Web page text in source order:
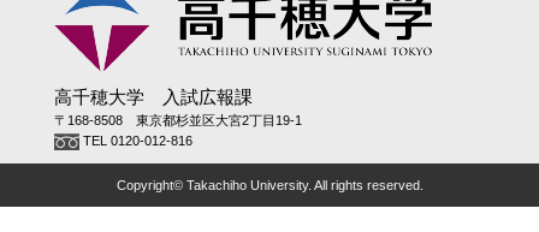
高千穂大学 入試広報課
〒168-8508 東京都杉並区大宮2丁目19-1
TEL 0120-012-816
Copyright© Takachiho University. All rights reserved.